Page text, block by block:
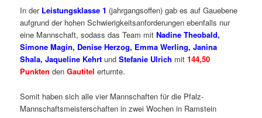
In der Leistungsklasse 1 (jahrgangsoffen) gab es auf Gauebene
aufgrund der hohen Schwierigkeitsanforderungen ebenfalls nur
eine Mannschaft, sodass das Team mitNadine Theobald,
Simone Magin, Denise Herzog, Emma Werling, Janina
Shala, Jaqueline Kehrt undStefanie Ulrich mit144,50
Punkten denGautitel erturnte.
Somit haben sich alle vier Mannschaften für die Pfalz-
Mannschaftsmeisterschaften in zwei Wochen in Ramstein